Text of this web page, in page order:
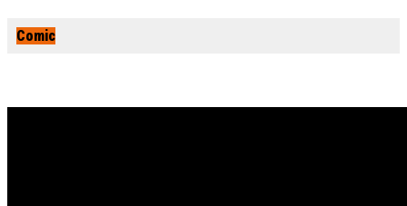
Comic